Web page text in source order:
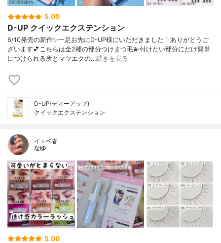
5.00
D-UP クイックエクステンション
6/10発売の新作✨一足お先にD-UP様にいただきました！ありがとうご
ざいます💕こちらは全2種の部分つけまつ毛💫付けたい部分にだけ簡単
につけられる所とマツエクの…続きを見る
D-UP(ディーアップ)
クイックエクステンション
イエベ春
なゆ
5.00